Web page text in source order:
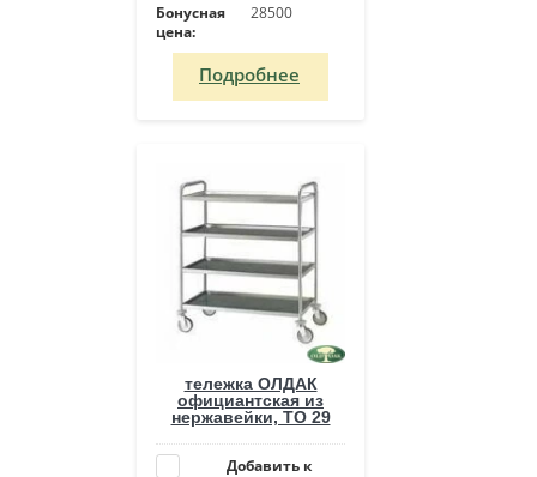
Бонусная
цена:
28500
Подробнее
тележка ОЛДАК
официантская из
нержавейки, ТО 29
Добавить к